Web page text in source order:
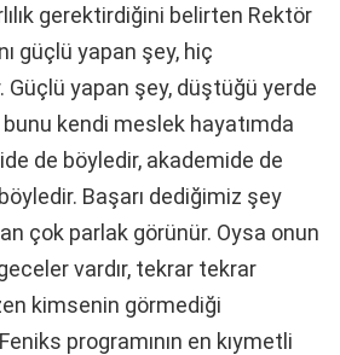
gerektirdiğini belirten Rektör
güçlü yapan şey, hiç
yapan şey, düştüğü yerde
kendi meslek hayatımda
de böyledir, akademide de
Başarı dediğimiz şey
çok parlak görünür. Oysa onun
vardır, tekrar tekrar
kimsenin görmediği
programının en kıymetli